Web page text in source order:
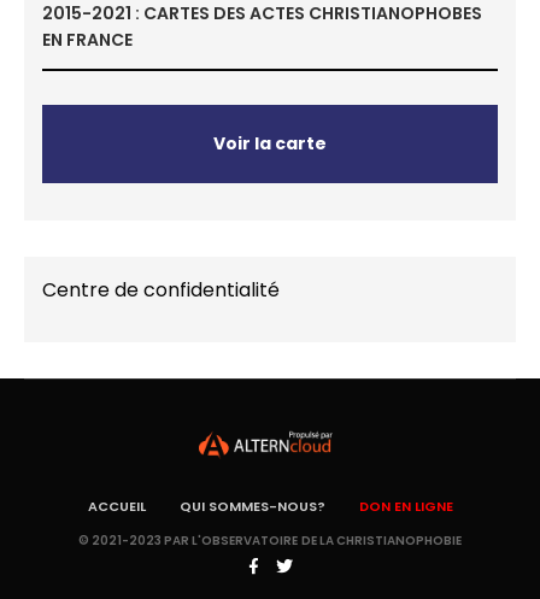
2015-2021 : CARTES DES ACTES CHRISTIANOPHOBES
EN FRANCE
Voir la carte
Centre de confidentialité
ACCUEIL QUI SOMMES-NOUS? DON EN LIGNE
© 2021-2023 PAR L'OBSERVATOIRE DE LA CHRISTIANOPHOBIE